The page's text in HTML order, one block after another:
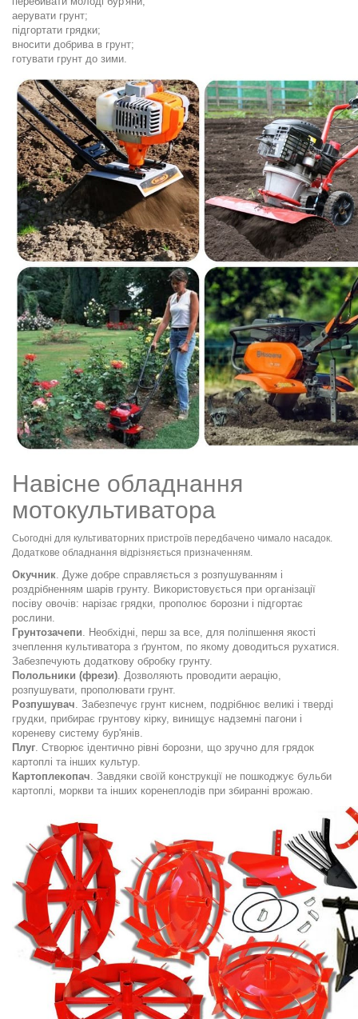
аерувати грунт;
підгортати грядки;
вносити добрива в грунт;
готувати грунт до зими.
Навісне обладнання
мотокультиватора
Сьогодні для культиваторних пристроїв передбачено чимало насадок.
Додаткове обладнання відрізняється призначенням.
Окучник. Дуже добре справляється з розпушуванням і
роздрібненням шарів грунту. Використовується при організації
посіву овочів: нарізає грядки, прополює борозни і підгортає
рослини.
Грунтозачепи. Необхідні, перш за все, для поліпшення якості
зчеплення культиватора з ґрунтом, по якому доводиться рухатися.
Забезпечують додаткову обробку грунту.
Полольники (фрези). Дозволяють проводити аерацію,
розпушувати, прополювати грунт.
Розпушувач. Забезпечує грунт киснем, подрібнює великі і тверді
грудки, прибирає грунтову кірку, винищує надземні пагони і
кореневу систему бур'янів.
Плуг. Створює ідентично рівні борозни, що зручно для грядок
картоплі та інших культур.
Картоплекопач. Завдяки своїй конструкції не пошкоджує бульби
картоплі, моркви та інших коренеплодів при збиранні врожаю.